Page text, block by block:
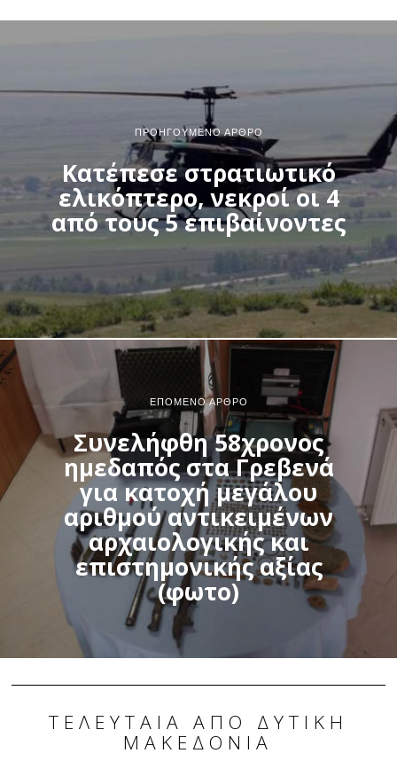
ΠΡΟΗΓΟΎΜΕΝΟ ΆΡΘΡΟ
Kατέπεσε στρατιωτικό
ελικόπτερο, νεκροί οι 4
από τους 5 επιβαίνοντες
ΕΠΌΜΕΝΟ ΆΡΘΡΟ
Συνελήφθη 58χρονος
ημεδαπός στα Γρεβενά
για κατοχή μεγάλου
αριθμού αντικειμένων
αρχαιολογικής και
επιστημονικής αξίας
(φωτο)
ΤΕΛΕΥΤΑΊΑ ΑΠΌ ΔΥΤΙΚΉ
ΜΑΚΕΔΟΝΊΑ